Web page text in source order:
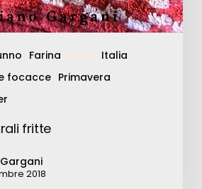
Farina Food Italia
focacce Primavera
fritte
2018